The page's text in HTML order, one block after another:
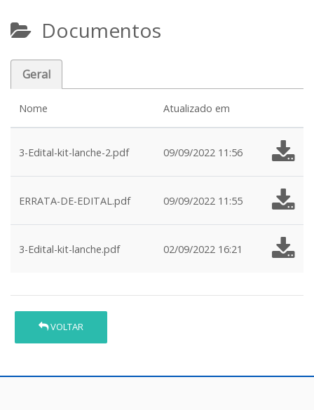
Documentos
Geral
Nome Atualizado em
3-Edital-kit-lanche-2.pdf 09/09/2022 11:56
ERRATA-DE-EDITAL.pdf 09/09/2022 11:55
3-Edital-kit-lanche.pdf 02/09/2022 16:21
VOLTAR